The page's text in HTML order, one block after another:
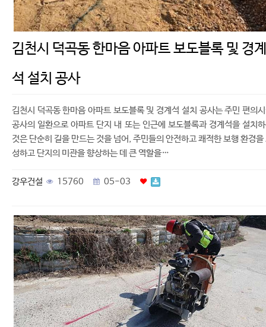
김천시 덕곡동 한마음 아파트 보도블록 및 경계
석 설치 공사
김천시 덕곡동 한마음 아파트 보도블록 및 경계석 설치 공사는 주민 편의
공사의 일환으로 아파트 단지 내 또는 인근에 보도블록과 경계석을 설치
것은 단순히 길을 만드는 것을 넘어, 주민들의 안전하고 쾌적한 보행 환경을
성하고 단지의 미관을 향상하는 데 큰 역할을…
강우건설 15760 05-03